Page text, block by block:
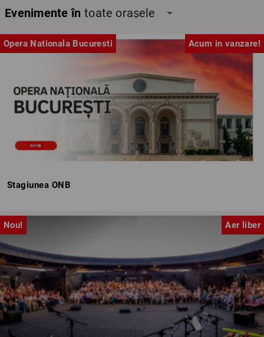
Evenimente în toate orașele arrow_drop_down
Opera Nationala Bucuresti Acum in vanzare!
Stagiunea ONB
Nou! Aer liber